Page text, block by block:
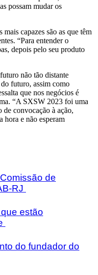
possam mudar os
capazes são as que têm
“Para entender o
depois pelo seu produto
não tão distante
futuro, assim como
que nos negócios é
“A SXSW 2023 foi uma
convocação à ação,
hora e não esperam
de
RJ
estão
do fundador do